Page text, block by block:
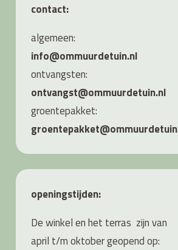
contact:
algemeen:
info@ommuurdetuin.nl
ontvangsten:
ontvangst@ommuurdetuin.nl
groentepakket:
openingstijden:
De winkel en het terras zijn van
april t/m oktober geopend op: